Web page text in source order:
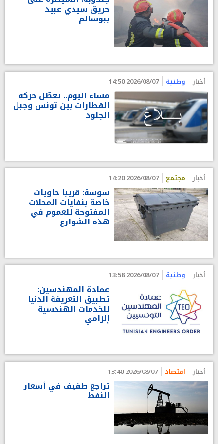
حريق سيدي عبيد
ببوسالم
أخبار وطنية 2026/08/07 14:50
مساء اليوم.. تعطّل حركة
القطارات بين تونس وجبل
الجلود
أخبار مجتمع 2026/08/07 14:20
سوسة: قريبا حاويات
خاصة بنفايات المحلات
المفتوحة للعموم في
هذه الشوارع
أخبار وطنية 2026/08/07 13:58
عمادة المهندسين:
تطبيق التعريفة الدنيا
للخدمات الهندسية
إلزامي
أخبار اقتصاد 2026/08/07 13:40
تراجع طفيف في أسعار
النفط